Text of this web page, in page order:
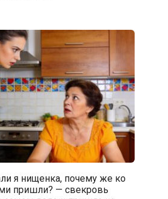
я нищенка, почему же ко
пришли? — свекровь